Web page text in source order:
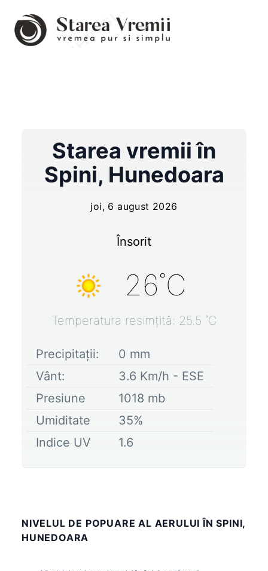
Starea vremii în
Spini, Hunedoara
joi, 6 august 2026
Însorit
26˚C
Temperatura resimțită: 25.5 ˚C
Precipitații: 0 mm
Vânt:
3.6 Km/h - ESE
Presiune
1018 mb
Umiditate
35%
Indice UV
1.6
NIVELUL DE POPUARE AL AERULUI ÎN SPINI,
HUNEDOARA